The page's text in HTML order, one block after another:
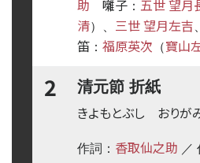
助
囃子 ： 五世 望月
清）、 三世 望月左吉
笛 ： 福原英次 （寶山
2 清元節 折紙
きよもとぶし おりが
作詞： 香取仙之助 ／